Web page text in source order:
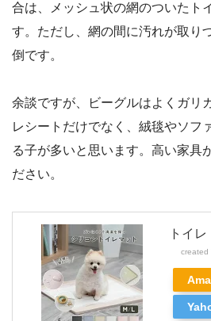
合は、メッシュ状の網のついたト
す。ただし、網の間に汚れが取り
倒です。
余談ですが、ビーグルはよくガリ
レシートだけでなく、絨毯やソフ
る子が多いと思います。高い家具
ださい。
トイ
created